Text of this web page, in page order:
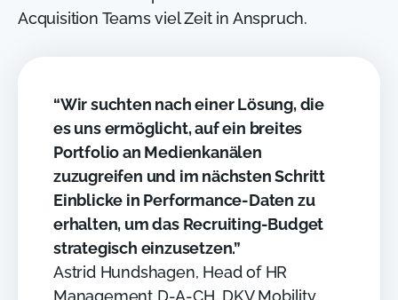
Acquisition Teams viel Zeit in Anspruch.
“Wir suchten nach einer Lösung, die
es uns ermöglicht, auf ein breites
Portfolio an Medienkanälen
zuzugreifen und im nächsten Schritt
Einblicke in Performance-Daten zu
erhalten, um das Recruiting-Budget
strategisch einzusetzen.”
Astrid Hundshagen, Head of HR
Management D-A-CH, DKV Mobility.